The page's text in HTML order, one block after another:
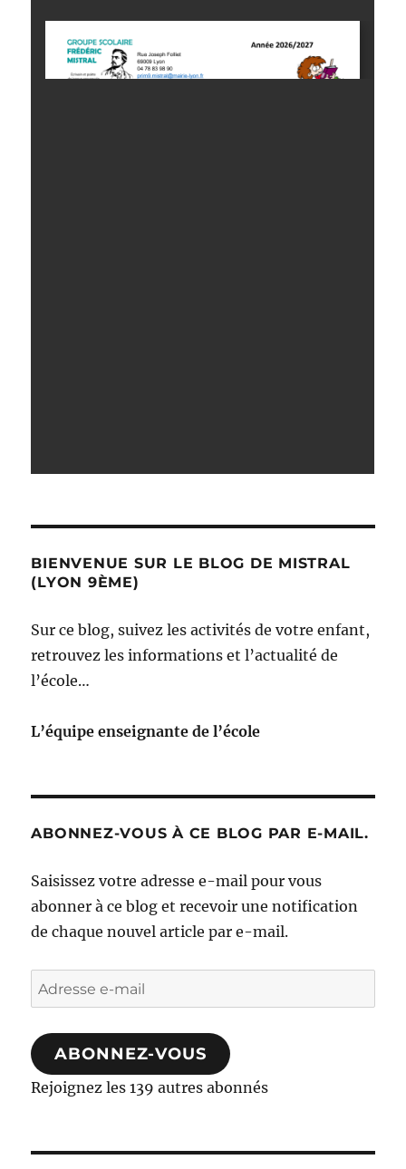
BIENVENUE SUR LE BLOG DE MISTRAL
(LYON 9ÈME)
Sur ce blog, suivez les activités de votre enfant,
retrouvez les informations et l’actualité de
l’école…
L’équipe enseignante de l’école
ABONNEZ-VOUS À CE BLOG PAR E-MAIL.
Saisissez votre adresse e-mail pour vous
abonner à ce blog et recevoir une notification
de chaque nouvel article par e-mail.
Adresse
e-
mail
ABONNEZ-VOUS
Rejoignez les 139 autres abonnés